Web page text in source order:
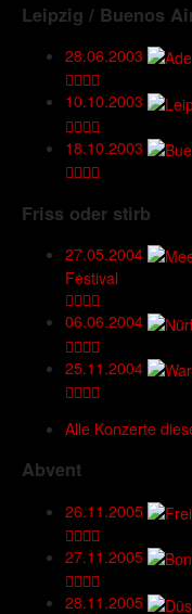
Leipzig / Buenos
28.06.2003
10.10.2003
18.10.2003
Friss oder stirb
27.05.2004
Festival
06.06.2004
25.11.2004
Alle Konzerte
Abvent
26.11.2005
27.11.2005
28.11.2005